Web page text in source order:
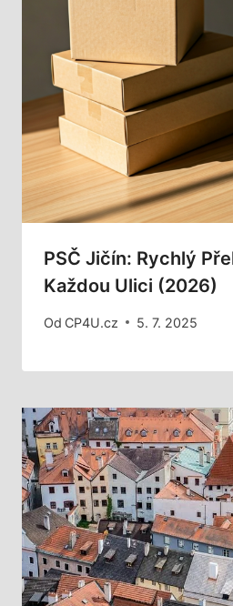
PSČ Jičín: Rychlý
Každou Ulici (2026)
Od CP4U.cz 5. 7. 2025